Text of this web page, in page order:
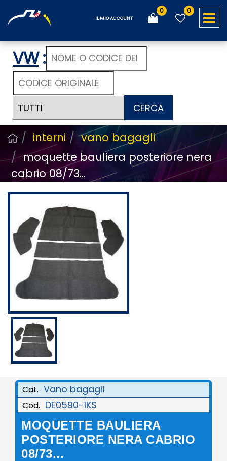
IL MIO ACCOUNT
0 0
VW:
CERCA
interni
vano bagagli
moquette bauliera posteriore nera
cabrio 08/73...
Cat. Vano bagagli
Cod. DE0590-1KS
MOQUETTE BAULIERA
POSTERIORE NERA CABRIO
08/73...